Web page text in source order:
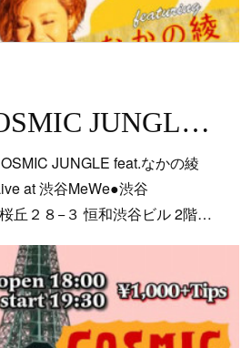
10/11(土)COSMIC JUNGLE@渋谷MeWe
JUNGLE feat.なかの綾
at 渋谷MeWe●渋谷
丘２８−３ 恒和渋谷ビル 2階…